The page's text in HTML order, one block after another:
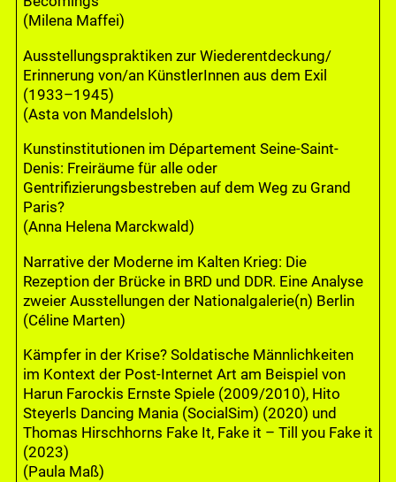
(Milena Maffei)
Ausstellungspraktiken zur Wiederentdeckung/
Erinnerung von/an KünstlerInnen aus dem Exil
(1933–1945)
(Asta von Mandelsloh)
Kunstinstitutionen im Département Seine-Saint-
Denis: Freiräume für alle oder
Gentrifizierungsbestreben auf dem Weg zu Grand
Paris?
(Anna Helena Marckwald)
Narrative der Moderne im Kalten Krieg: Die
Rezeption der Brücke in BRD und DDR. Eine Analyse
zweier Ausstellungen der Nationalgalerie(n) Berlin
(Céline Marten)
Kämpfer in der Krise? Soldatische Männlichkeiten
im Kontext der Post-Internet Art am Beispiel von
Harun Farockis Ernste Spiele (2009/2010), Hito
Steyerls Dancing Mania (SocialSim) (2020) und
Thomas Hirschhorns Fake It, Fake it – Till you Fake it
(2023)
(Paula Maß)